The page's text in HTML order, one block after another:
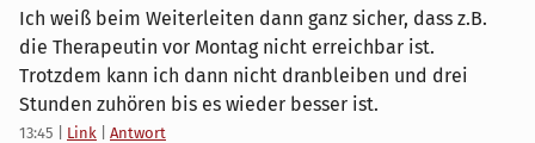
Ich weiß beim Weiterleiten dann ganz sicher, dass z.B.
die Therapeutin vor Montag nicht erreichbar ist.
Trotzdem kann ich dann nicht dranbleiben und drei
Stunden zuhören bis es wieder besser ist.
13:45 Link Antwort